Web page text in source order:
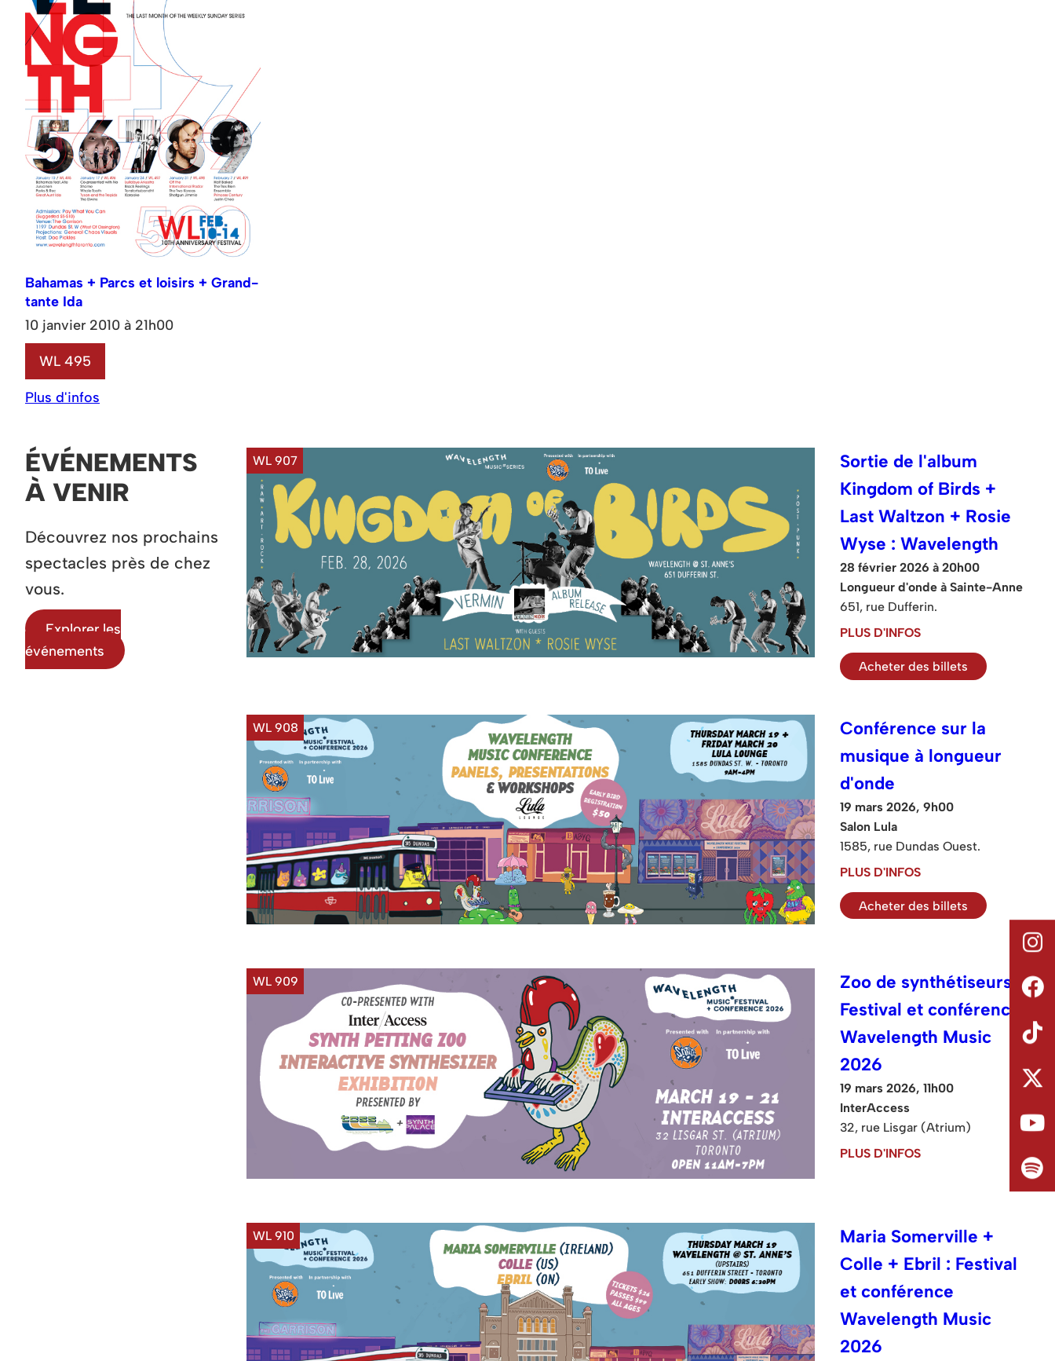
Bahamas + Parcs et loisirs + Grand-
tante Ida
10 janvier 2010 à 21h00
WL 495
Plus d'infos
ÉVÉNEMENTS
À VENIR
Découvrez nos prochains
spectacles près de chez
vous.
Explorer les
événements
WL 907
Sortie de l'album
Kingdom of Birds +
Last Waltzon + Rosie
Wyse : Wavelength
28 février 2026 à 20h00
Longueur d'onde à Sainte-Anne
651, rue Dufferin.
PLUS D'INFOS
Acheter des billets
WL 908
Conférence sur la
musique à longueur
d'onde
19 mars 2026, 9h00
Salon Lula
1585, rue Dundas Ouest.
PLUS D'INFOS
Acheter des billets
WL 909
Zoo de synthétiseurs :
Festival et conférence
Wavelength Music
2026
19 mars 2026, 11h00
InterAccess
32, rue Lisgar (Atrium)
PLUS D'INFOS
WL 910
Maria Somerville +
Colle + Ebril : Festival
et conférence
Wavelength Music
2026